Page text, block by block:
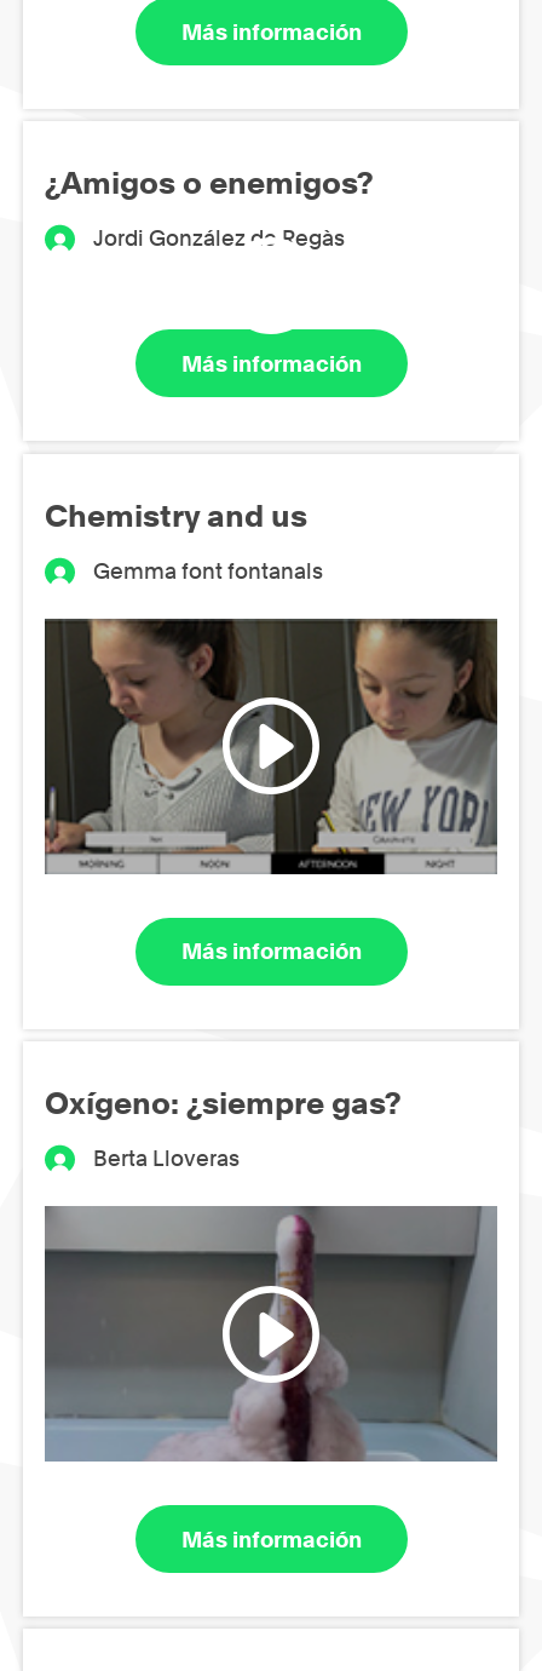
Más información
¿Amigos o enemigos?
Jordi González de Regàs
Más información
Chemistry and us
Gemma font fontanals
Más información
Oxígeno: ¿siempre gas?
Berta Lloveras
Más información